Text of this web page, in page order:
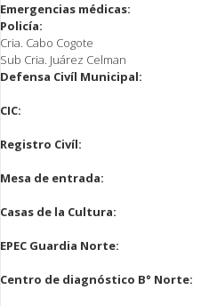
Emergencias médicas:
Policía:
Cria. Cabo Cogote
Sub Cria. Juárez Celman
Defensa Civíl Municipal:
CIC:
Registro Civíl:
Mesa de entrada:
Casas de la Cultura:
EPEC Guardia Norte:
Centro de diagnóstico B° Norte: